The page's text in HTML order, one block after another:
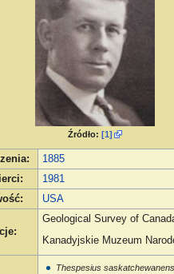
Źródło: [1]
:
1885
:
1981
: USA
:
Geological Survey of
Kanadyjskie Muzeum
Thespesius